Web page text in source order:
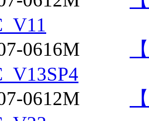
0616M
0612M